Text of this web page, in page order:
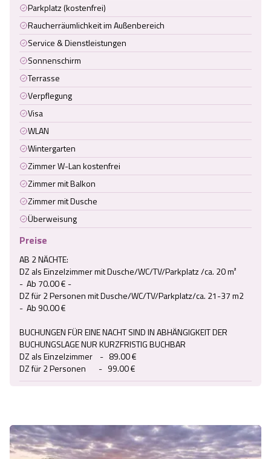
Parkplatz (kostenfrei)
Raucherräumlichkeit im Außenbereich
Service & Dienstleistungen
Sonnenschirm
Terrasse
Verpflegung
Visa
WLAN
Wintergarten
Zimmer W-Lan kostenfrei
Zimmer mit Balkon
Zimmer mit Dusche
Überweisung
Preise
AB 2 NÄCHTE:
DZ als Einzelzimmer mit Dusche/WC/TV/Parkplatz /ca. 20 m²
-  Ab 70.00 € -
DZ für 2 Personen mit Dusche/WC/TV/Parkplatz/ca. 21-37 m2
-  Ab 90.00 €
BUCHUNGEN FÜR EINE NACHT SIND IN ABHÄNGIGKEIT DER
BUCHUNGSLAGE NUR KURZFRISTIG BUCHBAR
DZ als Einzelzimmer    -   89.00 €
DZ für 2 Personen       -   99.00 €